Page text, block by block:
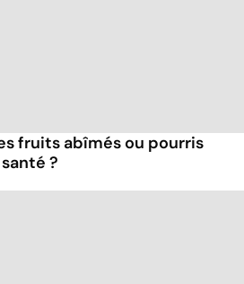
fruits abîmés ou pourris
?